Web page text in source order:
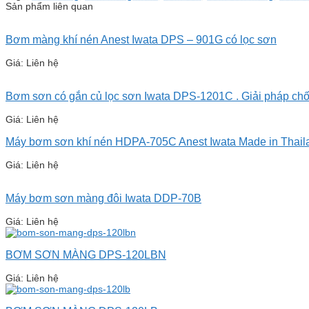
Sản phẩm liên quan
Bơm màng khí nén Anest Iwata DPS – 901G có lọc sơn
Giá: Liên hệ
Bơm sơn có gắn củ lọc sơn Iwata DPS-1201C . Giải pháp
Giá: Liên hệ
Máy bơm sơn khí nén HDPA-705C Anest Iwata Made in
Giá: Liên hệ
Máy bơm sơn màng đôi Iwata DDP-70B
Giá: Liên hệ
BƠM SƠN MÀNG DPS-120LBN
Giá: Liên hệ